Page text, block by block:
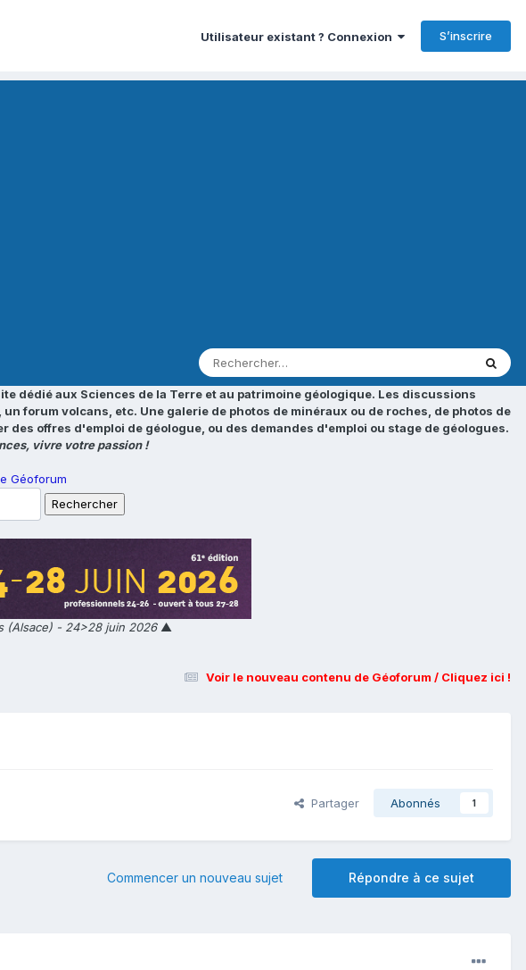
Utilisateur existant ? Connexion S’inscrire
dédié aux Sciences de la Terre et au patrimoine géologique. Les discussions
forum volcans, etc. Une galerie de photos de minéraux ou de roches, de photos de
offres d'emploi de géologue, ou des demandes d'emploi ou stage de géologues.
vivre votre passion !
Géoforum
(Alsace) - 24>28 juin 2026▲
Voir le nouveau contenu de Géoforum / Cliquez ici !
Partager Abonnés 1
Répondre à ce sujet
Commencer un nouveau sujet